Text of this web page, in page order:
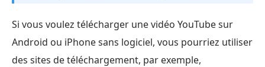
Si vous voulez télécharger une vidéo YouTube sur
Android ou iPhone sans logiciel, vous pourriez utiliser
des sites de téléchargement, par exemple,